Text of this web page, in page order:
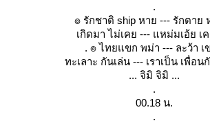
.
๏ รักชาติ ship หาย --- รักตาย
เกิดมา ไม่เคย --- แหม่มเอ้ย เ
. ๏ ไทยแขก พม่า --- ละว้า เ
ทะเลาะ กันเล่น --- เราเป็น เพื่อ
... จิมิ จิมิ ...
.
00.18 น.
.